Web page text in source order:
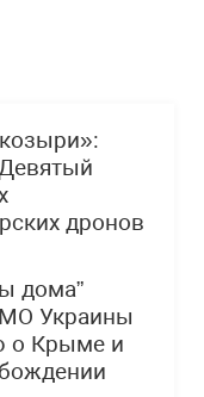
дронов
дома”
Украины
о Крыме и